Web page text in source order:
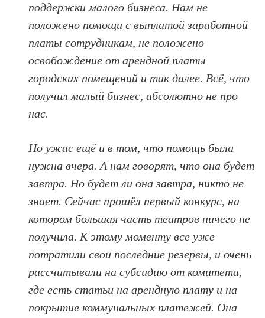
поддержки малого бизнеса. Нам не
положено помощи с выплатой заработной
платы сотрудникам, не положено
освобождение от арендной платы
городских помещений и так далее. Всё, что
получил малый бизнес, абсолютно не про
нас.
Но ужас ещё и в том, что помощь была
нужна вчера. А нам говорят, что она будет
завтра. Но будет ли она завтра, никто не
знает. Сейчас прошёл первый конкурс, на
котором большая часть театров ничего не
получила. К этому моменту все уже
потратили свои последние резервы, и очень
рассчитывали на субсидию от комитета,
где есть статьи на арендную плату и на
покрытие коммунальных платежей. Она